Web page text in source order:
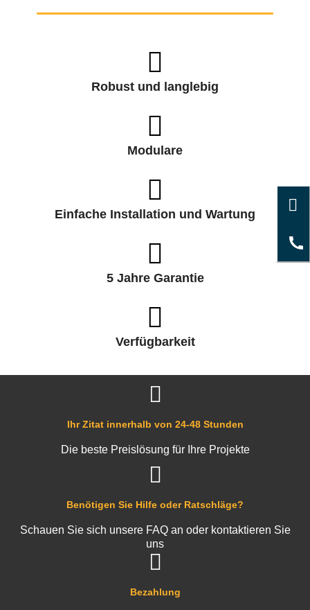
Robust und langlebig
Modulare
Einfache Installation und Wartung
5 Jahre Garantie
Verfügbarkeit
Bezahlung
Benötigen Sie Hilfe oder Ratschläge?
Schauen Sie sich unsere FAQ an oder kontaktieren Sie
uns
Ihr Zitat innerhalb von 24-48 Stunden
Die beste Preislösung für Ihre Projekte